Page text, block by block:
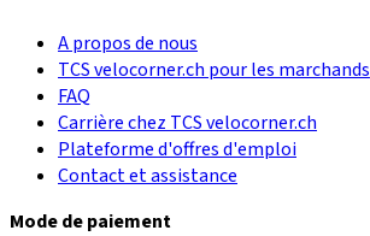
A propos de nous
TCS velocorner.ch pour les marchands
FAQ
Carrière chez TCS velocorner.ch
Plateforme d'offres d'emploi
Contact et assistance
Mode de paiement